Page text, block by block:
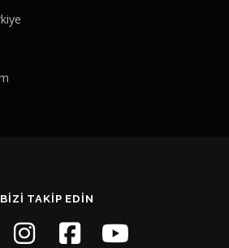
BIZI TAKIP EDIN